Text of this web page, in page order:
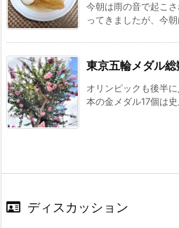
今朝は雨の音で起こ
ってきましたが、今
東京五輪メダル
オリンピックも後半
本の金メダル17個は
ディスカッション